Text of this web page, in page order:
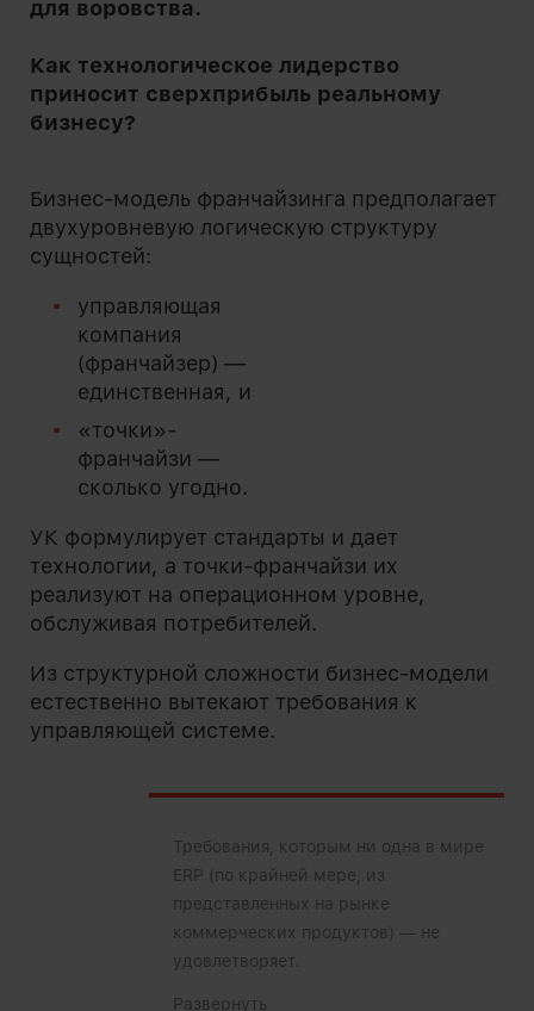
для воровства.
Как технологическое лидерство
приносит сверхприбыль реальному
бизнесу?
Бизнес-модель франчайзинга предполагает
двухуровневую логическую структуру
сущностей:
управляющая
компания
(франчайзер) —
единственная, и
«точки»-
франчайзи —
сколько угодно.
УК формулирует стандарты и дает
технологии, а точки-франчайзи их
реализуют на операционном уровне,
обслуживая потребителей.
Из структурной сложности бизнес-модели
естественно вытекают требования к
управляющей системе.
Требования, которым ни одна в мире
ERP (по крайней мере, из
представленных на рынке
коммерческих продуктов) — не
удовлетворяет.